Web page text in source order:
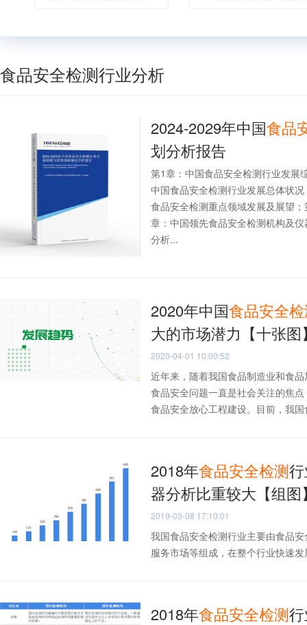
食品安全检测行业分析
2024-2029年中国食品
划分析报告
第1章：中国食品安全检测行业发展
中国食品安全检测行业发展总体状
食品安全检测重点领域发展及展望
章：中国领先食品安全检测机构及
分析...
2020年中国食品安全
大的市场潜力【十张图
2020-04-01 10:00:52
近年来，随着我国食品制造业和食
食品安全问题一直是社会关注的焦
食品安全放心工程建设。目前，我
2018年食品安全检测
器分析比重较大【组图
2019-03-08 17:10:01
我国食品安全检测行业主要由食品
服务市场等组成，在整个行业快速
2018年食品安全检测